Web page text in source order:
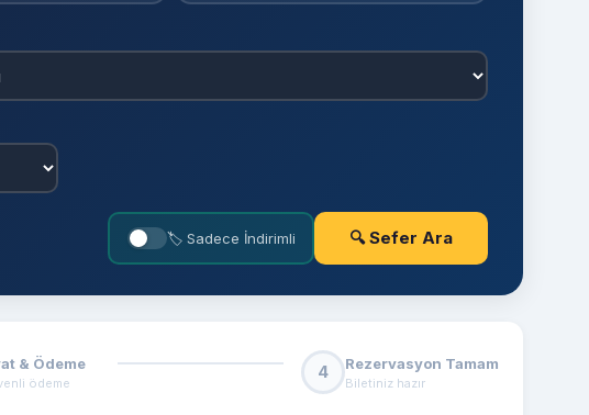
🏷 Sadece İndirimli 🔍 Sefer Ara
& Ödeme
ödeme
4 Rezervasyon Tamam
Biletiniz hazır